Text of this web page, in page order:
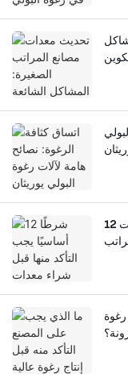
12 شرطًا أساسيًا يجب التأكد منها قبل شراء معدات
رغوة